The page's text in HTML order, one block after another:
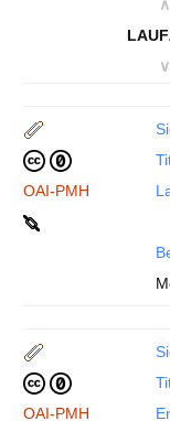
∧
∨
OAI-PMH
OAI-PMH